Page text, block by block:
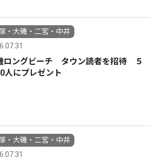
・大磯・二宮・中井
ロングビーチ タウン読者を招待 ５
人にプレゼント
・大磯・二宮・中井